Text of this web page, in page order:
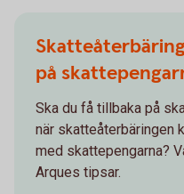
på
Ska du få tillbaka på
när skatteåterbäringen
med skattepengarna?
Arques tipsar.